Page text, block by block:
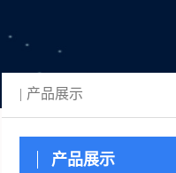
产品展示
产品展示